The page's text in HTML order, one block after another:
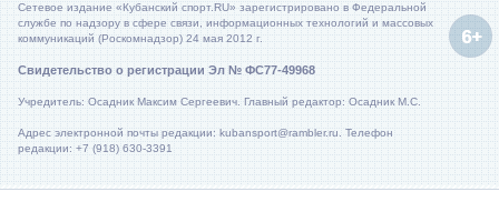
Сетевое издание «Кубанский спорт.RU» зарегистрировано в Федеральной
службе по надзору в сфере связи, информационных технологий и массовых
коммуникаций (Роскомнадзор) 24 мая 2012 г.
Свидетельство о регистрации Эл № ФС77-49968
Учредитель: Осадник Максим Сергеевич. Главный редактор: Осадник М.С.
Адрес электронной почты редакции: kubansport@rambler.ru. Телефон
редакции: +7 (918) 630-3391